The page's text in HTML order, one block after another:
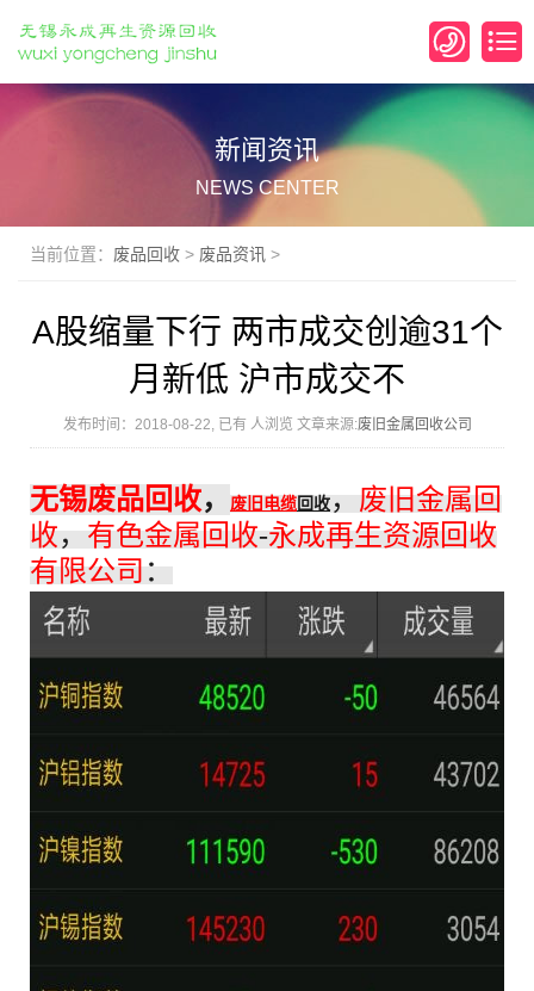
新闻资讯
NEWS CENTER
当前位置： 废品回收 > 废品资讯 >
A股缩量下行 两市成交创逾31个
月新低 沪市成交不
发布时间：2018-08-22, 已有 人浏览 文章来源:废旧金属回收公司
无锡废品回收， 废旧电缆回收，废旧金属回
收，有色金属回收-永成再生资源回收
有限公司：